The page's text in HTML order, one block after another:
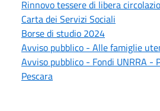
Rinnovo tessere di libera
Carta dei Servizi Sociali
Borse di studio 2024
Avviso pubblico - Alle famiglie
Avviso pubblico - Fondi UNRRA -
Pescara